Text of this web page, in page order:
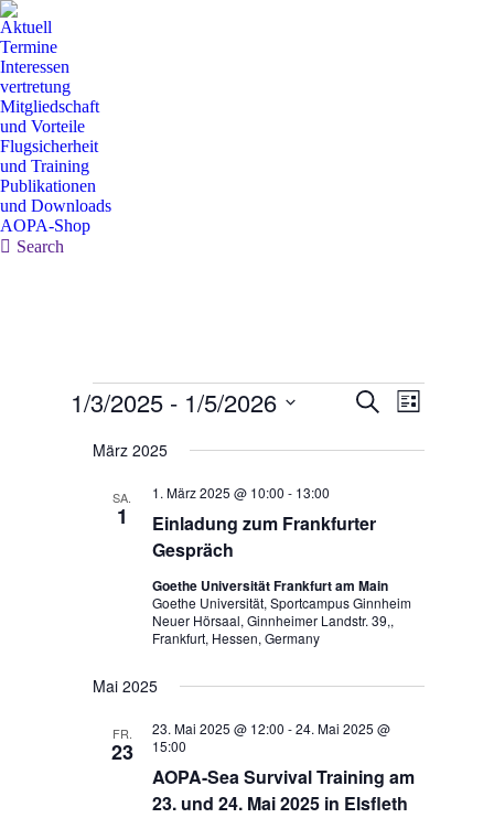
Aktuell
Termine
Interessen
vertretung
Mitgliedschaft
und Vorteile
Flugsicherheit
und Training
Publikationen
und Downloads
AOPA-Shop
Search:
Search
Veranstaltungen
und
Navigation
Suche
Liste
1/3/2025 - 1/5/2026
wählen.
März 2025
SA.
1
Einladung zum Frankfurter
Gespräch
1. März 2025 @ 10:00 - 13:00
Goethe Universität Frankfurt am Main
Goethe Universität, Sportcampus Ginnheim
Neuer Hörsaal, Ginnheimer Landstr. 39,,
Frankfurt, Hessen, Germany
Mai 2025
FR.
23
AOPA-Sea Survival Training am
23. und 24. Mai 2025 in Elsfleth
23. Mai 2025 @ 12:00 -24. Mai 2025 @
15:00